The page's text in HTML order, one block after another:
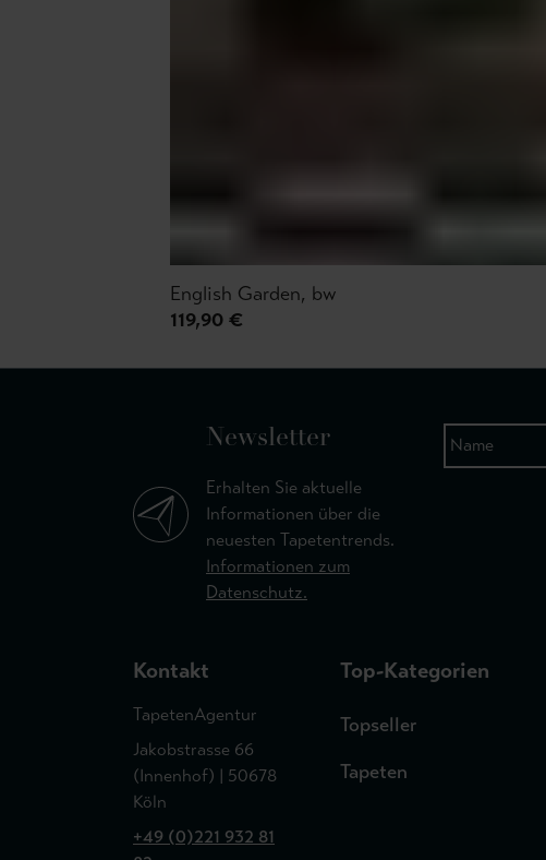
English Garden, bw
119,90 €
Newsletter
Erhalten Sie aktuelle
Informationen über die
neuesten Tapetentrends.
Informationen zum
Datenschutz.
Kontakt
TapetenAgentur
Jakobstrasse 66
(Innenhof) | 50678
Köln
+49 (0)221 932 81
Top-Kategorien
Topseller
Tapeten